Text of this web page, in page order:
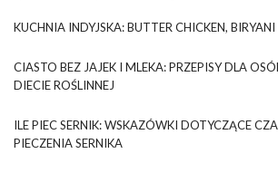
KUCHNIA INDYJSKA: BUTTER CHICKEN,
CIASTO BEZ JAJEK I MLEKA: PRZEPISY DLA
DIECIE ROŚLINNEJ
ILE PIEC SERNIK: WSKAZÓWKI DOTYCZĄCE
PIECZENIA SERNIKA